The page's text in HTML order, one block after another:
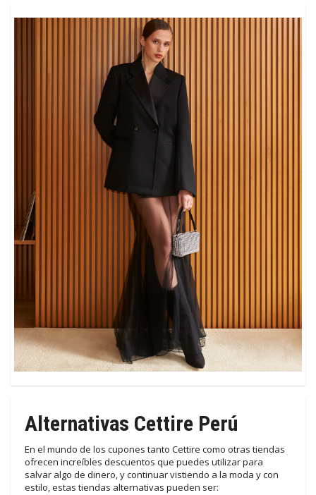
Alternativas Cettire Perú
En el mundo de los cupones tanto Cettire como otras tiendas
ofrecen increíbles descuentos que puedes utilizar para
salvar algo de dinero, y continuar vistiendo a la moda y con
estilo, estas tiendas alternativas pueden ser: